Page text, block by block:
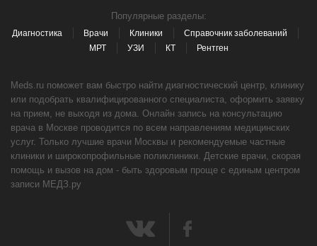
Популярные разделы:
Диагностика Врачи Клиники
Справочник заболеваний
МРТ
УЗИ КТ Рентген
Meds.ru поможет вам быстро найти диагностический центр, клинику
или подобрать квалифицированного специалиста, оформить заявку
на прием, не выходя из дома. Онлайн запись на консультацию
врача в Москве проводится по всем направлениям медицинских
услуг. Только лучшие врачи Москвы и рекомендуемые частные
клиники и широкопрофильные поликлиники. Детские врачи, скорая
помощь и вызов на дом - быть здоровым проще с единым центром
записи МЕДЗ.ру